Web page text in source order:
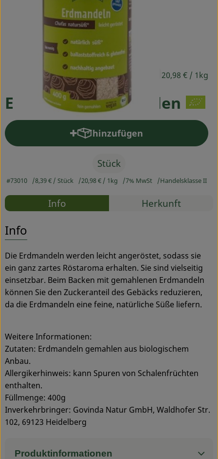
Obst & Gemüse
Kühltheke
Backwaren
Haltbares
Über uns
Service
Erdmandeln gemahlen
8,39 € 20,98 € / 1kg
hinzufügen
Produkt zum Warenkorb
Stück
#73010 8,39 € / Stück 20,98 € / 1kg 7% MwSt Handelsklasse II
Rezepte
Info Herkunft
Info
Die Erdmandeln werden leicht angeröstet, sodass sie
ein ganz zartes Röstaroma erhalten. Sie sind vielseitig
einsetzbar. Beim Backen mit gemahlenen Erdmandeln
können Sie den Zuckeranteil des Gebäcks reduzieren,
da die Erdmandeln eine feine, natürliche Süße liefern.
Weitere Informationen:
Zutaten: Erdmandeln gemahlen aus biologischem
Anbau.
Allergikerhinweis: kann Spuren von Schalenfrüchten
enthalten.
Füllmenge: 400g
Inverkehrbringer: Govinda Natur GmbH, Waldhofer Str.
102, 69123 Heidelberg
Produktinformationen